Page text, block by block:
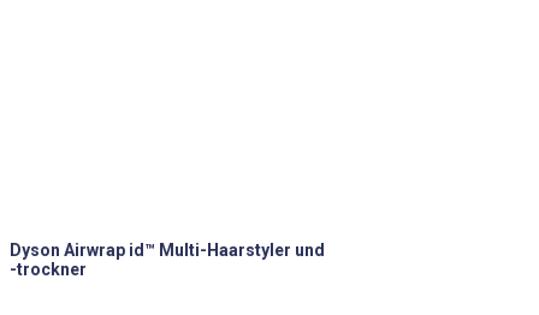
Dyson Airwrap id™ Multi-Haarstyler und
-trockner